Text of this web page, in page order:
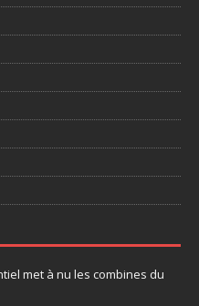
met à nu les combines du